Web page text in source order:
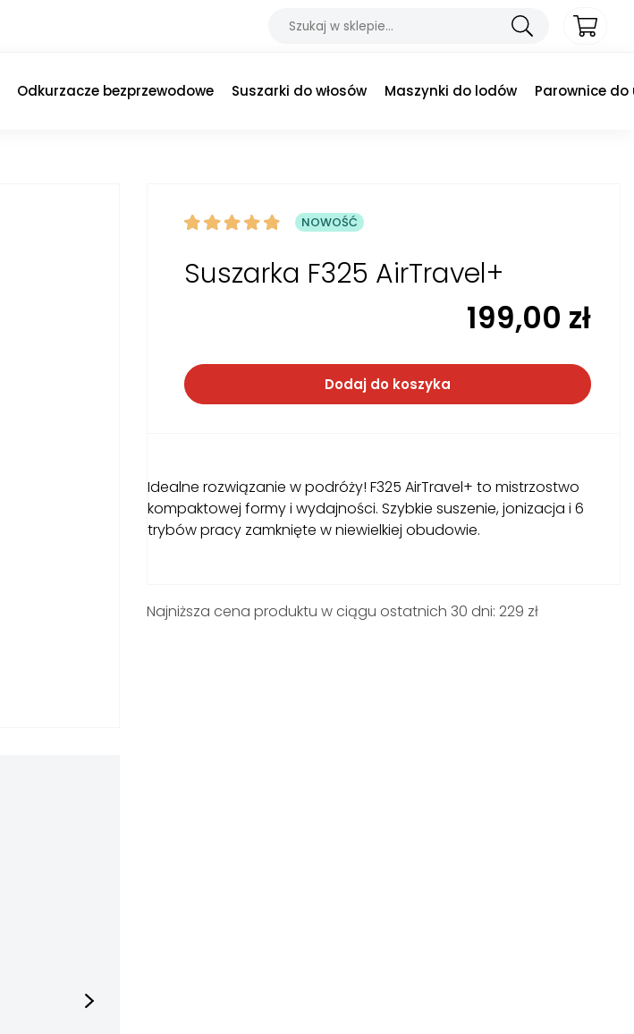
Odkurzacze bezprzewodowe Suszarki do włosów Maszynki do lodów Parownice
NOWOŚĆ
Suszarka F325 AirTravel+
199,00 zł
Dodaj do koszyka
Idealne rozwiązanie w podróży! F325 AirTravel+ to mistrzostwo
kompaktowej formy i wydajności. Szybkie suszenie, jonizacja i 6
trybów pracy zamknięte w niewielkiej obudowie.
Najniższa cena produktu w ciągu ostatnich 30 dni: 229 zł